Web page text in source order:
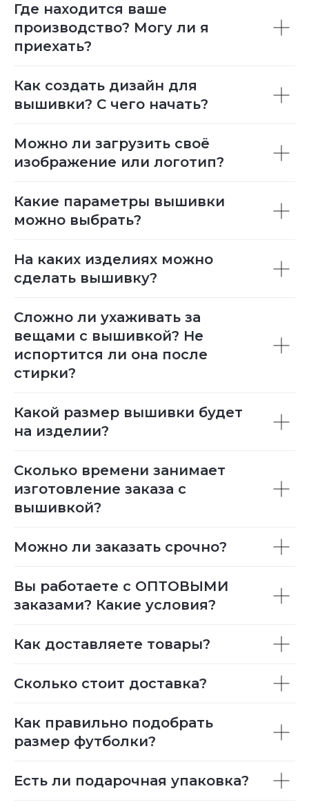
Где находится ваше
производство? Могу ли я
приехать?
Как создать дизайн для
вышивки? С чего начать?
Можно ли загрузить своё
изображение или логотип?
Какие параметры вышивки
можно выбрать?
На каких изделиях можно
сделать вышивку?
Сложно ли ухаживать за
вещами с вышивкой? Не
испортится ли она после
стирки?
Какой размер вышивки будет
на изделии?
Сколько времени занимает
изготовление заказа с
вышивкой?
Можно ли заказать срочно?
Вы работаете с ОПТОВЫМИ
заказами? Какие условия?
Как доставляете товары?
Сколько стоит доставка?
Как правильно подобрать
размер футболки?
Есть ли подарочная упаковка?